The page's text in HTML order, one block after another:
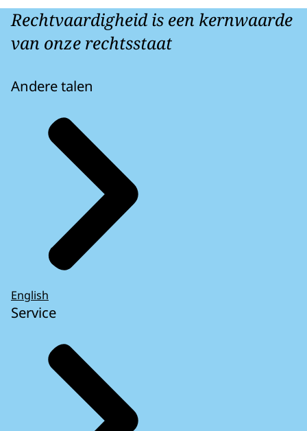
Rechtvaardigheid is een kernwaarde
van onze rechtsstaat
Andere talen
English
Service